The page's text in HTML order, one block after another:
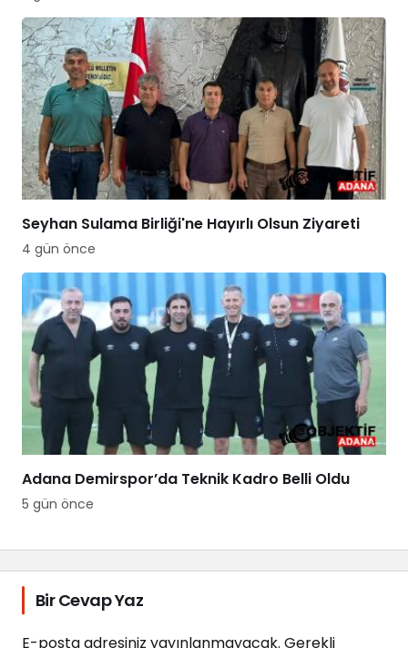
Seyhan Sulama Birliği'ne Hayırlı Olsun Ziyareti
4 gün önce
Adana Demirspor’da Teknik Kadro Belli Oldu
5 gün önce
Bir Cevap Yaz
E-posta adresiniz yayınlanmayacak. Gerekli